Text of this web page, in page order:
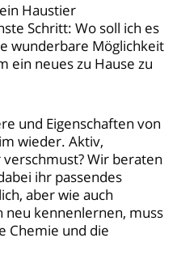
Haustier
Schritt: Wo soll ich es
wunderbare Möglichkeit
ein neues zu Hause zu
und Eigenschaften von
wieder. Aktiv,
Wir beraten
ihr passendes
aber wie auch
neu kennenlernen, muss
Chemie und die